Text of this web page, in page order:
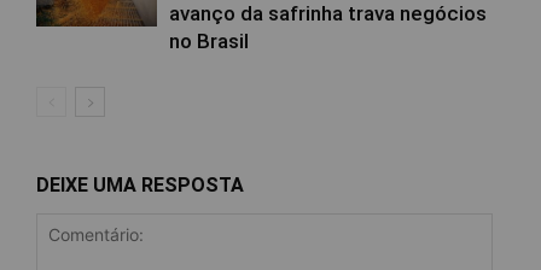
avanço da safrinha trava negócios
no Brasil
DEIXE UMA RESPOSTA